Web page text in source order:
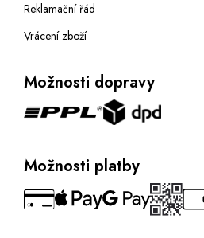
Reklamační řád
Vrácení zboží
Možnosti dopravy
Možnosti platby